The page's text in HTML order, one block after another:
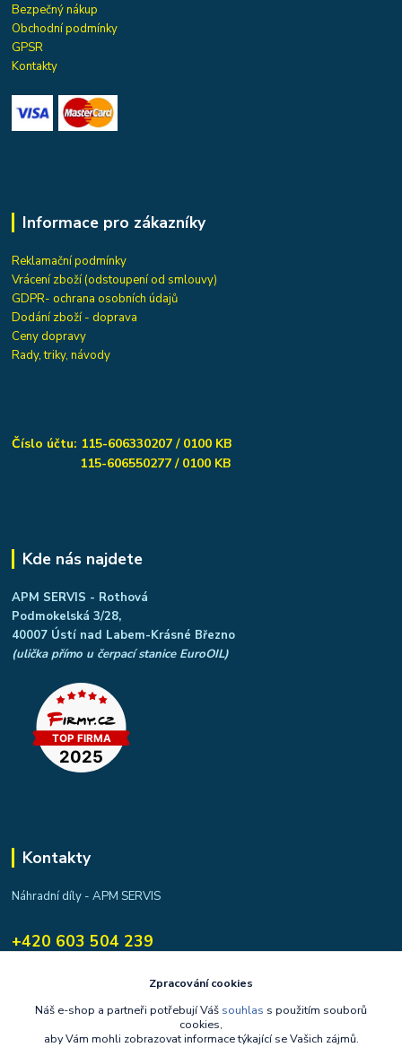
Bezpečný nákup
Obchodní podmínky
GPSR
Kontakty
Informace pro zákazníky
Reklamační podmínky
Vrácení zboží (odstoupení od smlouvy)
GDPR- ochrana osobních údajů
Dodání zboží - doprava
Ceny dopravy
Rady, triky, návody
Číslo účtu: 115-606330207 / 0100 KB
115-606550277 / 0100 KB
Kde nás najdete
APM SERVIS - Rothová
Podmokelská 3/28,
40007 Ústí nad Labem-Krásné Březno
(ulička přímo u čerpací stanice EuroOIL)
Kontakty
Náhradní díly - APM SERVIS
+420 603 504 239
apmservis@apmservis.czZpracování cookies
Náš e-shop a partneři potřebují Váš souhlas s použitím souborů
cookies,
aby Vám mohli zobrazovat informace týkající se Vašich zájmů.